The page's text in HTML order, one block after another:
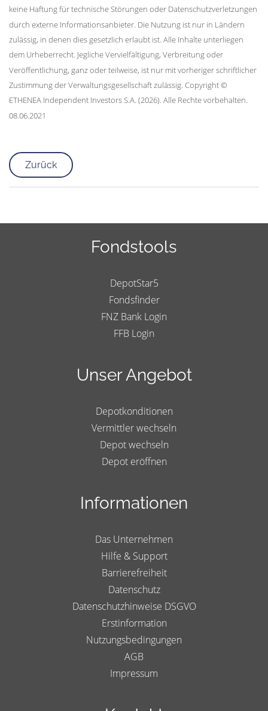
keine Haftung für technische Störungen oder Datenschutzverletzungen
durch externe Informationsanbieter. Die Nutzung ist nur in Ländern
zulässig, in denen dies gesetzlich erlaubt ist. Alle Inhalte unterliegen
dem Urheberrecht. Jegliche Vervielfältigung, Verbreitung oder
Veröffentlichung, ganz oder teilweise, ist nur mit vorheriger schriftlicher
Zustimmung der Verwaltungsgesellschaft zulässig. Copyright ©
ETHENEA Independent Investors S.A. (2026). Alle Rechte vorbehalten.
08.06.2021
Zurück
Fondstools
DepotStar5
Fondsfinder
FNZ Bank Login
FFB Login
Unser Angebot
Depotkonditionen
Vermittler wechseln
Depot wechseln
Depot eröffnen
Informationen
Das Unternehmen
Hilfe & Support
Barrierefreiheit
Datenschutz
Datenschutzhinweise DSGVO
Erstinformation
Nutzungsbedingungen
AGB
Impressum